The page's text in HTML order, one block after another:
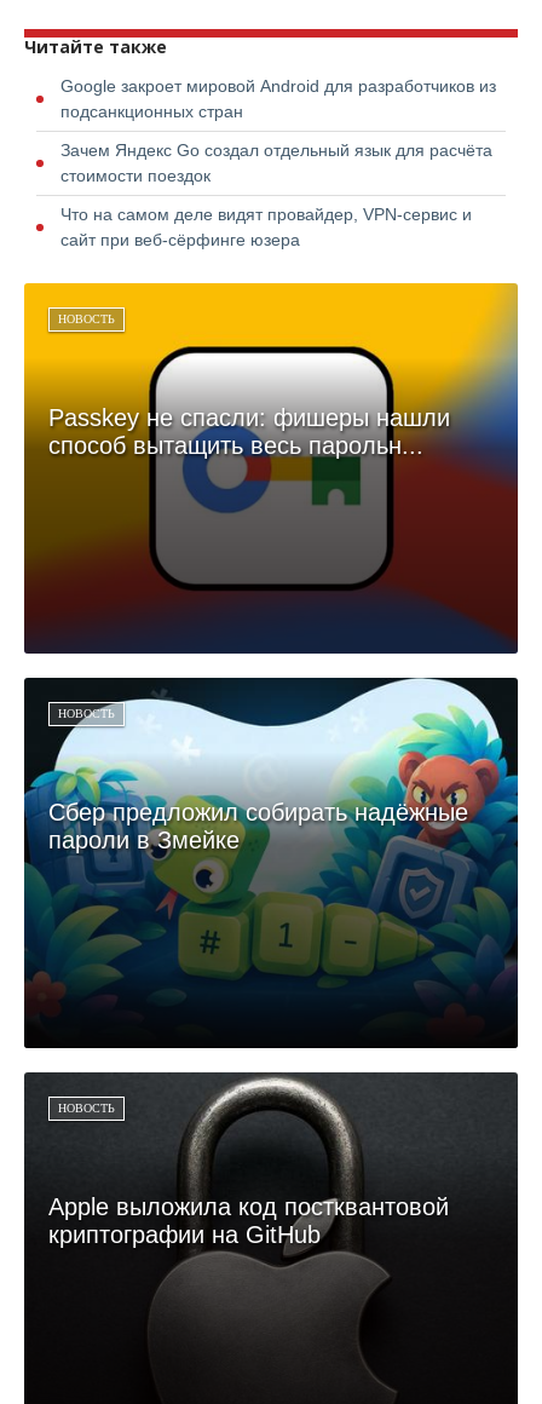
Читайте также
Google закроет мировой Android для разработчиков из
подсанкционных стран
Зачем Яндекс Go создал отдельный язык для расчёта
стоимости поездок
Что на самом деле видят провайдер, VPN-сервис и
сайт при веб-сёрфинге юзера
НОВОСТЬ
Passkey не спасли: фишеры нашли
способ вытащить весь парольн...
НОВОСТЬ
Сбер предложил собирать надёжные
пароли в Змейке
НОВОСТЬ
Apple выложила код постквантовой
криптографии на GitHub